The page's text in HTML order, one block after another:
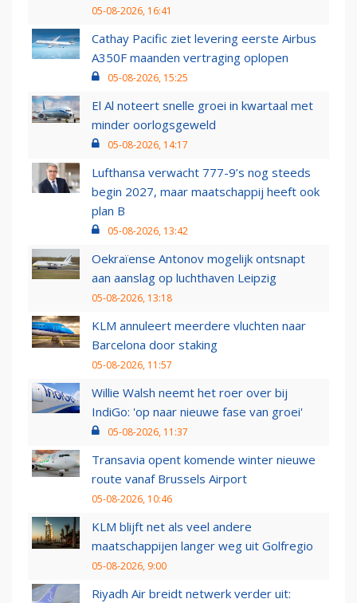
05-08-2026, 16:41
Cathay Pacific ziet levering eerste Airbus
A350F maanden vertraging oplopen
05-08-2026, 15:25
El Al noteert snelle groei in kwartaal met
minder oorlogsgeweld
05-08-2026, 14:17
Lufthansa verwacht 777-9’s nog steeds
begin 2027, maar maatschappij heeft ook
plan B
05-08-2026, 13:42
Oekraïense Antonov mogelijk ontsnapt
aan aanslag op luchthaven Leipzig
05-08-2026, 13:18
KLM annuleert meerdere vluchten naar
Barcelona door staking
05-08-2026, 11:57
Willie Walsh neemt het roer over bij
IndiGo: 'op naar nieuwe fase van groei'
05-08-2026, 11:37
Transavia opent komende winter nieuwe
route vanaf Brussels Airport
05-08-2026, 10:46
KLM blijft net als veel andere
maatschappijen langer weg uit Golfregio
05-08-2026, 9:00
Riyadh Air breidt netwerk verder uit: